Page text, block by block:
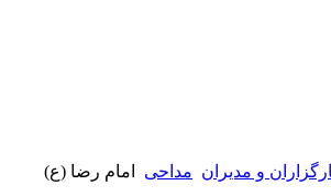
و مديران مداحی امام رضا (ع)